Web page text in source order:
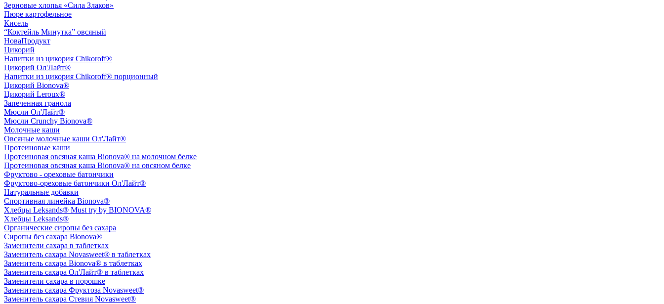
Зерновые хлопья «Сила Злаков»
Пюре картофельное
Кисель
“Коктейль Минутка” овсяный
НоваПродукт
Цикорий
Напитки из цикория Chikoroff®
Цикорий Ол'Лайт®
Напитки из цикория Chikoroff® порционный
Цикорий Bionova®
Цикорий Leroux®
Запеченная гранола
Мюсли Ол'Лайт®
Мюсли Crunchy Bionova®
Молочные каши
Овсяные молочные каши Ол'Лайт®
Протеиновые каши
Протеиновая овсяная каша Bionova® на молочном белке
Протеиновая овсяная каша Bionova® на овсяном белке
Фруктово - ореховые батончики
Фруктово-ореховые батончики Ол'Лайт®
Натуральные добавки
Спортивная линейка Bionova®
Хлебцы Leksands® Must try by BIONOVA®
Хлебцы Leksands®
Органические сиропы без сахара
Сиропы без сахара Bionova®
Заменители сахара в таблетках
Заменитель сахара Novasweet® в таблетках
Заменитель сахара Bionova® в таблетках
Заменитель сахара Ол'Лайт® в таблетках
Заменители сахара в порошке
Заменитель сахара Фруктоза Novasweet®
Заменитель сахара Стевия Novasweet®